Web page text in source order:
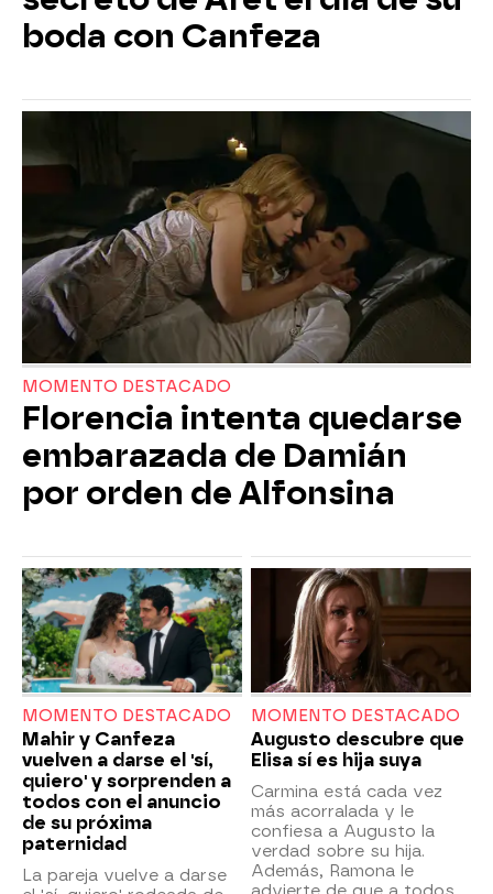
boda con Canfeza
MOMENTO DESTACADO
Florencia intenta quedarse
embarazada de Damián
por orden de Alfonsina
MOMENTO DESTACADO
Mahir y Canfeza
vuelven a darse el 'sí,
quiero' y sorprenden a
todos con el anuncio
de su próxima
paternidad
La pareja vuelve a darse
MOMENTO DESTACADO
Augusto descubre que
Elisa sí es hija suya
Carmina está cada vez
más acorralada y le
confiesa a Augusto la
verdad sobre su hija.
Además, Ramona le